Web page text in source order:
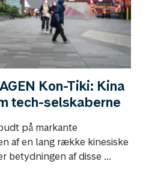
Kon-Tiki: Kina
tech-selskaberne
på markante
af en lang række kinesiske
betydningen af disse ...